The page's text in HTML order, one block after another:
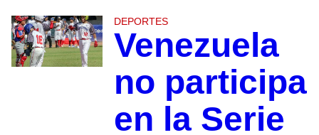
DEPORTES
Venezuela
no participa
en la Serie